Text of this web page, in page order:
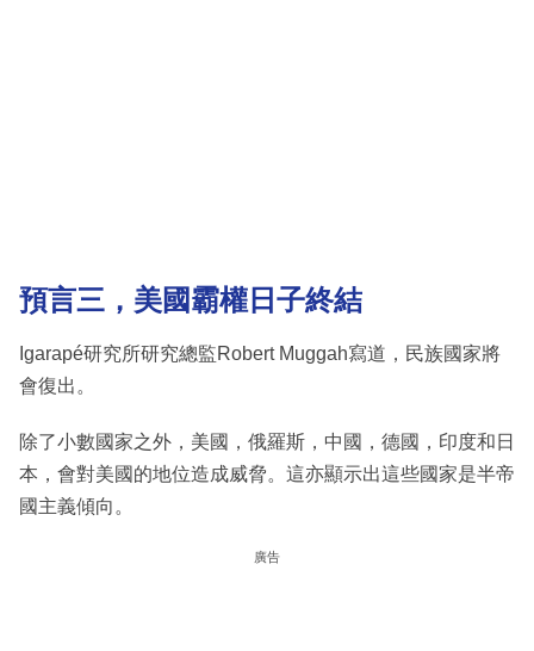
預言三，美國霸權日子終結
Igarapé研究所研究總監Robert Muggah寫道，民族國家將
會復出。
除了小數國家之外，美國，俄羅斯，中國，德國，印度和日
本，會對美國的地位造成威脅。這亦顯示出這些國家是半帝
國主義傾向。
廣告